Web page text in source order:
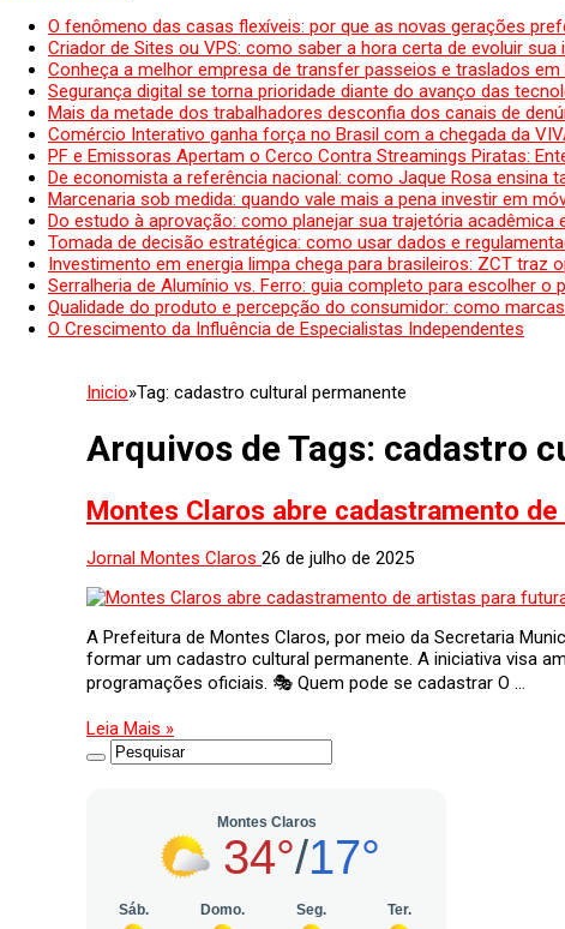
O fenômeno das casas flexíveis: por que as novas gerações
Criador de Sites ou VPS: como saber a hora certa de evoluir sua
Conheça a melhor empresa de transfer passeios e traslados em
Segurança digital se torna prioridade diante do avanço das
Mais da metade dos trabalhadores desconfia dos canais de
Comércio Interativo ganha força no Brasil com a chegada da
PF e Emissoras Apertam o Cerco Contra Streamings Piratas:
De economista a referência nacional: como Jaque Rosa ensina
Marcenaria sob medida: quando vale mais a pena investir em
Do estudo à aprovação: como planejar sua trajetória acadêmica
Tomada de decisão estratégica: como usar dados e
Investimento em energia limpa chega para brasileiros: ZCT
Serralheria de Alumínio vs. Ferro: guia completo para escolher o
Qualidade do produto e percepção do consumidor: como
O Crescimento da Influência de Especialistas Independentes
Inicio»Tag: cadastro cultural permanente
Arquivos de Tags: cadastro
Montes Claros abre cadastramento
Jornal Montes Claros 26 de julho de 2025
A Prefeitura de Montes Claros, por meio da Secretaria
formar um cadastro cultural permanente. A iniciativa visa
programações oficiais. 🎭 Quem pode se cadastrar O …
Leia Mais »